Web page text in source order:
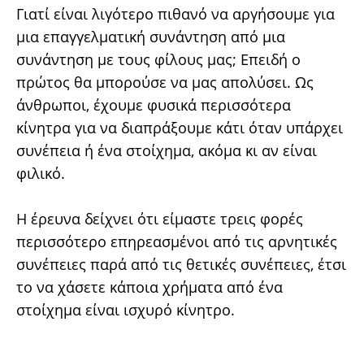
Γιατί είναι λιγότερο πιθανό να αργήσουμε για
μια επαγγελματική συνάντηση από μια
συνάντηση με τους φίλους μας; Επειδή ο
πρώτος θα μπορούσε να μας απολύσει. Ως
άνθρωποι, έχουμε φυσικά περισσότερα
κίνητρα για να διαπράξουμε κάτι όταν υπάρχει
συνέπεια ή ένα στοίχημα, ακόμα κι αν είναι
φιλικό.
Η έρευνα δείχνει ότι είμαστε τρεις φορές
περισσότερο επηρεασμένοι από τις αρνητικές
συνέπειες παρά από τις θετικές συνέπειες, έτσι
το να χάσετε κάποια χρήματα από ένα
στοίχημα είναι ισχυρό κίνητρο.